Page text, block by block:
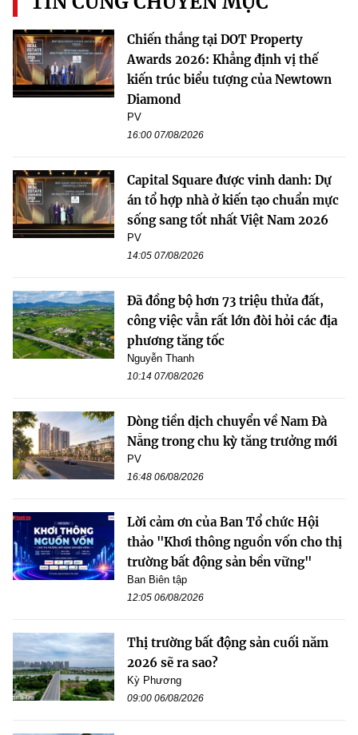
Chiến thắng tại DOT Property
Awards 2026: Khẳng định vị thế
kiến trúc biểu tượng của Newtown
Diamond
PV
16:00 07/08/2026
Capital Square được vinh danh: Dự
án tổ hợp nhà ở kiến tạo chuẩn mực
sống sang tốt nhất Việt Nam 2026
PV
14:05 07/08/2026
Đã đồng bộ hơn 73 triệu thửa đất,
công việc vẫn rất lớn đòi hỏi các địa
phương tăng tốc
Nguyễn Thanh
10:14 07/08/2026
Dòng tiền dịch chuyển về Nam Đà
Nẵng trong chu kỳ tăng trưởng mới
PV
16:48 06/08/2026
Lời cảm ơn của Ban Tổ chức Hội
thảo "Khơi thông nguồn vốn cho thị
trường bất động sản bền vững"
Ban Biên tập
12:05 06/08/2026
Thị trường bất động sản cuối năm
2026 sẽ ra sao?
Kỳ Phương
09:00 06/08/2026